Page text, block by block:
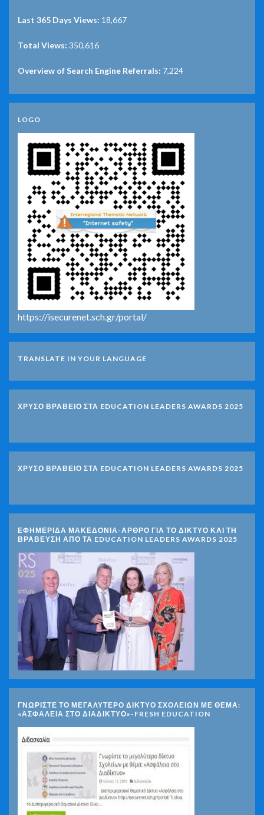
Last 365 Days Views: 18,667
Total Views: 350,616
Overview of Search Engine Referrals: 7,224
LOGO
https://isecurenet.sch.gr/portal/
TRANSLATE IN YOUR LANGUAGE
ΧΡΥΣΟ ΒΡΑΒΕΙΟ ΣΤΑ EDUCATION LEADERS AWARDS 2025
ΧΡΥΣΟ ΒΡΑΒΕΙΟ ΣΤΑ EDUCATION LEADERS AWARDS 2025
ΕΦΗΜΕΡΙΔΑ ΜΑΚΕΔΟΝΙΑ-ΑΡΘΡΟ ΓΙΑ ΤΟ ΔΙΚΤΥΟ ΚΑΙ ΤΗ
ΒΡΑΒΕΥΣΗ ΑΠΟ ΤΑ EDUCATION LEADERS AWARDS 2025
ΓΝΩΡΊΣΤΕ ΤΟ ΜΕΓΑΛΎΤΕΡΟ ΔΊΚΤΥΟ ΣΧΟΛΕΊΩΝ ΜΕ ΘΈΜΑ:
«ΑΣΦΆΛΕΙΑ ΣΤΟ ΔΙΑΔΊΚΤΥΟ»-FRESH EDUCATION